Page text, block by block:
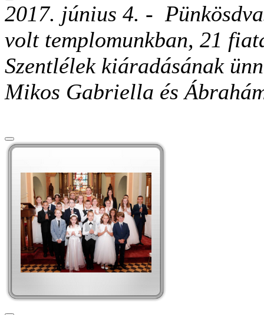
2017. június 4. -
volt templomunkban, 21
Szentlélek kiáradásának
Mikos Gabriella és